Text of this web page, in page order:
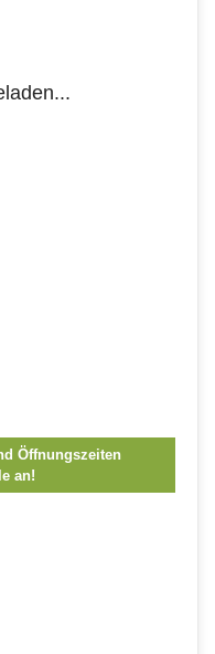
Öffnungszeiten
an!